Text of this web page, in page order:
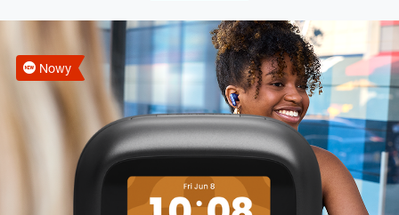
Nowy